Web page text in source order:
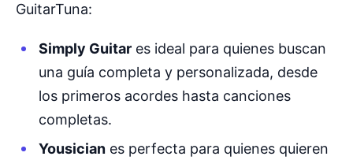
GuitarTuna:
Simply Guitares ideal para quienes buscan
una guía completa y personalizada, desde
los primeros acordes hasta canciones
completas.
Yousicianes perfecta para quienes quieren